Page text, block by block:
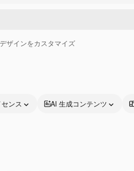
デザインをカスタマイズ
ンス AI 生成コンテンツ